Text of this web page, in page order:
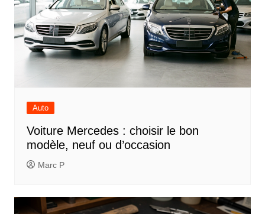
Auto
Voiture Mercedes : choisir le bon
modèle, neuf ou d’occasion
Marc P